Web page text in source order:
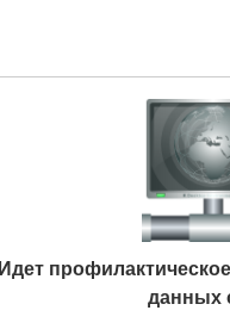
Идет
данных